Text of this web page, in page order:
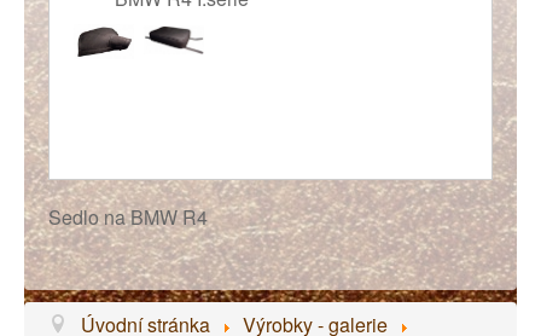
Sedlo na BMW R4
Úvodní stránka
Výrobky - galerie